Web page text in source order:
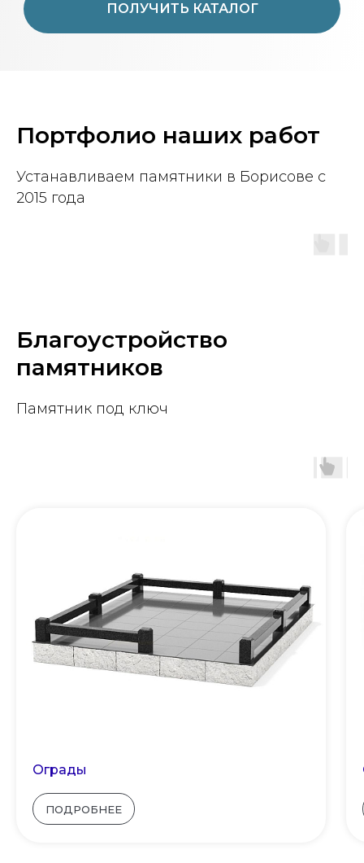
ПОЛУЧИТЬ КАТАЛОГ
Портфолио наших работ
Устанавливаем памятники в Борисове с
2015 года
Благоустройство
памятников
Памятник под ключ
Ограды
ПОДРОБНЕЕ